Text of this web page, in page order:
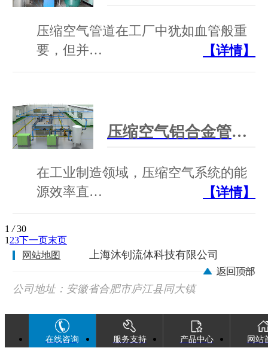
压缩空气管道在工厂中犹如血管般重
要，但并…
【详情】
压缩空气铝合金管道生产厂家:沐钊铝合金全性能压缩空气管道
在工业制造领域，压缩空气系统的能
源效率直…
【详情】
1 / 30
1 23下一页末页
网站地图
上海沐钊流体科技有限公司
公司地址：安徽省合肥市庐江县同大镇
广巢西路88号
在线咨询 服务支持 产品中心 网站